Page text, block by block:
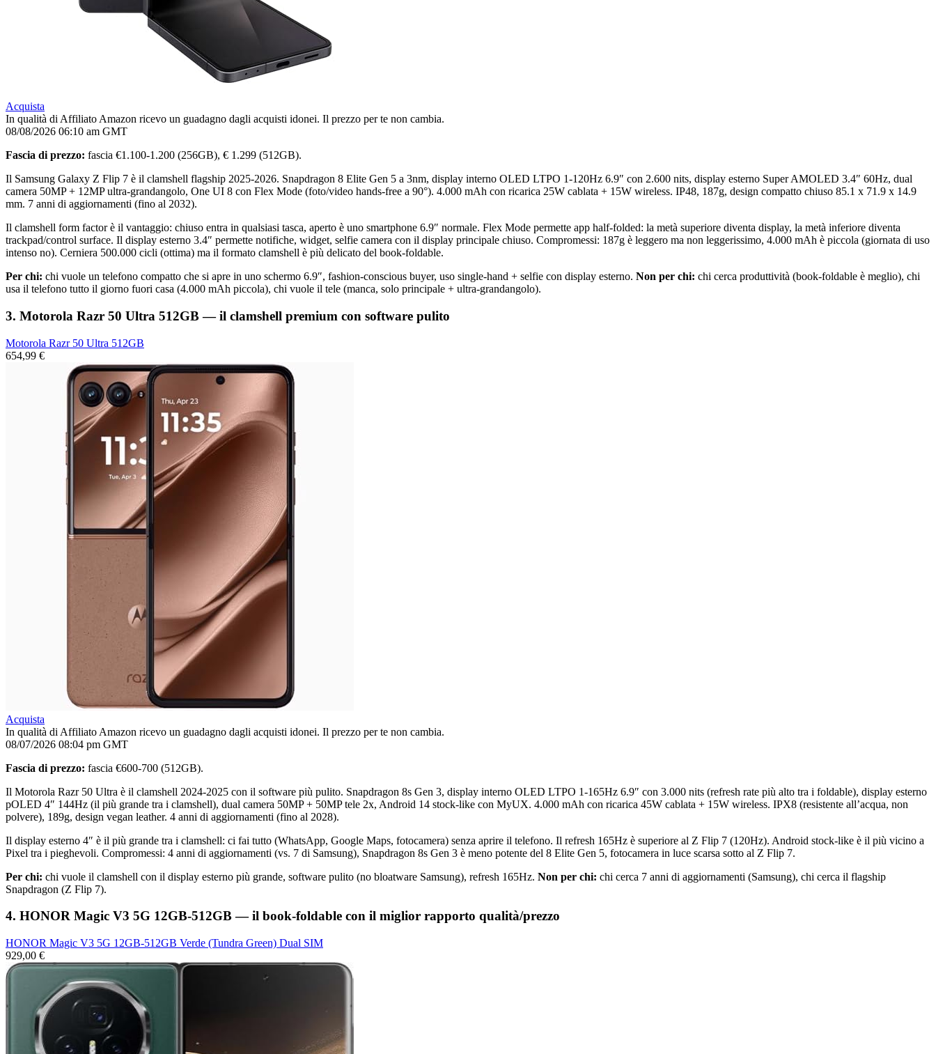
Acquista
In qualità di Affiliato Amazon ricevo un guadagno dagli acquisti idonei. Il prezzo per te non cambia.
08/08/2026 06:10 am GMT
Fascia di prezzo: fascia €1.100-1.200 (256GB), € 1.299 (512GB).
Il Samsung Galaxy Z Flip 7 è il clamshell flagship 2025-2026. Snapdragon 8 Elite Gen 5 a 3nm, display interno OLED LTPO 1-120Hz 6.9″ con 2.600 nits, display esterno Super AMOLED 3.4″ 60Hz, dual
camera 50MP + 12MP ultra-grandangolo, One UI 8 con Flex Mode (foto/video hands-free a 90°). 4.000 mAh con ricarica 25W cablata + 15W wireless. IP48, 187g, design compatto chiuso 85.1 x 71.9 x 14.9
mm. 7 anni di aggiornamenti (fino al 2032).
Il clamshell form factor è il vantaggio: chiuso entra in qualsiasi tasca, aperto è uno smartphone 6.9″ normale. Flex Mode permette app half-folded: la metà superiore diventa display, la metà inferiore diventa
trackpad/control surface. Il display esterno 3.4″ permette notifiche, widget, selfie camera con il display principale chiuso. Compromessi: 187g è leggero ma non leggerissimo, 4.000 mAh è piccola (giornata di uso
intenso no). Cerniera 500.000 cicli (ottima) ma il formato clamshell è più delicato del book-foldable.
Per chi: chi vuole un telefono compatto che si apre in uno schermo 6.9″, fashion-conscious buyer, uso single-hand + selfie con display esterno. Non per chi: chi cerca produttività (book-foldable è meglio), chi
usa il telefono tutto il giorno fuori casa (4.000 mAh piccola), chi vuole il tele (manca, solo principale + ultra-grandangolo).
3. Motorola Razr 50 Ultra 512GB — il clamshell premium con software pulito
Motorola Razr 50 Ultra 512GB
654,99 €
Acquista
In qualità di Affiliato Amazon ricevo un guadagno dagli acquisti idonei. Il prezzo per te non cambia.
08/07/2026 08:04 pm GMT
Fascia di prezzo: fascia €600-700 (512GB).
Il Motorola Razr 50 Ultra è il clamshell 2024-2025 con il software più pulito. Snapdragon 8s Gen 3, display interno OLED LTPO 1-165Hz 6.9″ con 3.000 nits (refresh rate più alto tra i foldable), display esterno
pOLED 4″ 144Hz (il più grande tra i clamshell), dual camera 50MP + 50MP tele 2x, Android 14 stock-like con MyUX. 4.000 mAh con ricarica 45W cablata + 15W wireless. IPX8 (resistente all’acqua, non
polvere), 189g, design vegan leather. 4 anni di aggiornamenti (fino al 2028).
Il display esterno 4″ è il più grande tra i clamshell: ci fai tutto (WhatsApp, Google Maps, fotocamera) senza aprire il telefono. Il refresh 165Hz è superiore al Z Flip 7 (120Hz). Android stock-like è il più vicino a
Pixel tra i pieghevoli. Compromessi: 4 anni di aggiornamenti (vs. 7 di Samsung), Snapdragon 8s Gen 3 è meno potente del 8 Elite Gen 5, fotocamera in luce scarsa sotto al Z Flip 7.
Per chi: chi vuole il clamshell con il display esterno più grande, software pulito (no bloatware Samsung), refresh 165Hz. Non per chi: chi cerca 7 anni di aggiornamenti (Samsung), chi cerca il flagship
Snapdragon (Z Flip 7).
4. HONOR Magic V3 5G 12GB-512GB — il book-foldable con il miglior rapporto qualità/prezzo
HONOR Magic V3 5G 12GB-512GB Verde (Tundra Green) Dual SIM
929,00 €